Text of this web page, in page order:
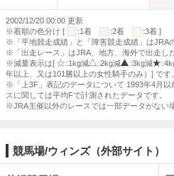
2002/12/20 00:00 更新
※着順の色分け [
:1着 :2着
:3着 ]
※「平地競走成績」と「障害競走成績」はJRA
※「出走レース」はJRA、地方、海外で出走し
※減量表示は[
:1kg減 :2kg減 :3kg減
年以上、又は101勝以上の女性騎手のみ）] です。
※「上3F」表記のデータについて 1993年4月
スに関しては平均Fで計測されたデータです。
※JRA主催以外のレースでは一部データがない
競馬場/ウィンズ（外部サイト）